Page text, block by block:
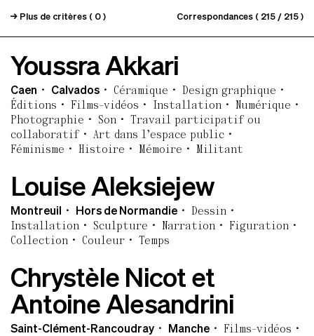
→ Plus de critères ( 0) Correspondances ( 215 / 215 )
Youssra Akkari
Caen Calvados Céramique
Design graphique
Éditions
Films-vidéos Installation
Numérique
Photographie
Son
Travail participatif ou
collaboratif
Art dans l’espace public
Féminisme
Histoire Mémoire Militant
Louise Aleksiejew
Montreuil Hors de Normandie
Dessin
Installation
Sculpture Narration
Figuration
Collection
Couleur Temps
Chrystèle Nicot et
Antoine Alesandrini
Saint-Clément-Rancoudray Manche
Films-vidéos